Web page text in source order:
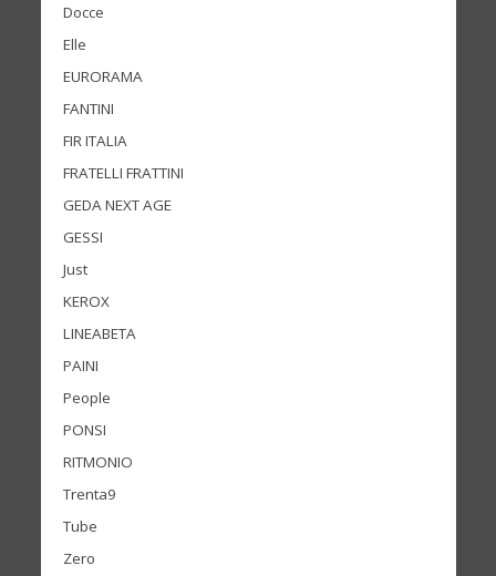
Docce
Elle
EURORAMA
FANTINI
FIR ITALIA
FRATELLI FRATTINI
GEDA NEXT AGE
GESSI
Just
KEROX
LINEABETA
PAINI
People
PONSI
RITMONIO
Trenta9
Tube
Zero